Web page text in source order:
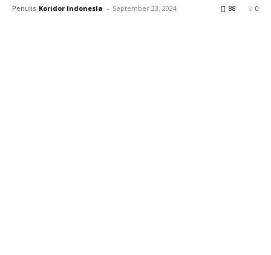
Penulis Koridor Indonesia - September 23, 2024 0
88